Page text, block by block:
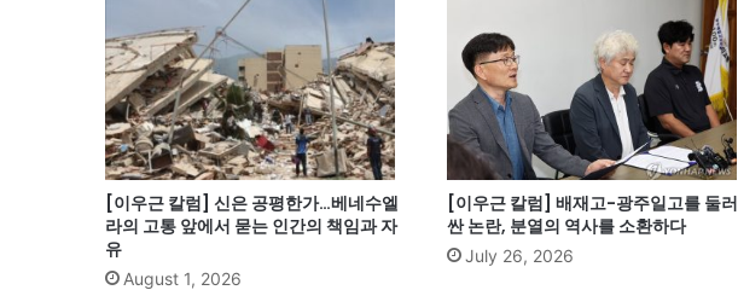
[이우근 칼럼] 신은 공평한가…베네수엘
라의 고통 앞에서 묻는 인간의 책임과 자
유
August 1, 2026
[이우근 칼럼] 배재고-광주일고를 둘러
싼 논란, 분열의 역사를 소환하다
July 26, 2026